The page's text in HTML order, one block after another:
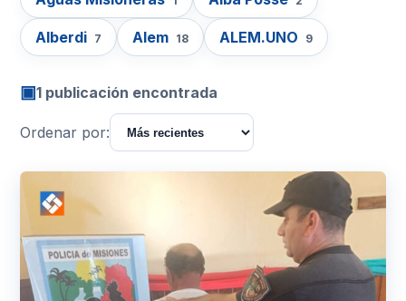
Alberdi 7 Alem 18 ALEM.UNO 9
▣1 publicación encontrada
Ordenar por: